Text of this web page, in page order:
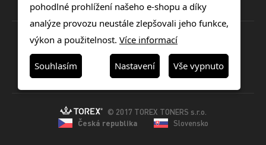
© 2017 TOREX TONERS s.r.o.
Česká republika
Slovensko
pohodlné prohlížení našeho e-shopu a díky
analýze provozu neustále zlepšovali jeho funkce,
výkon a použitelnost. Více informací
Souhlasím Nastavení Vše vypnuto